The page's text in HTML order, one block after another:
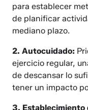
para establecer
de planificar
mediano plazo.
2. Autocuidado:
ejercicio regular,
de descansar lo
tener un impacto
3. Establecimiento